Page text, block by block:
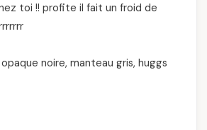
toi !! profite il fait un froid de
noire, manteau gris, huggs